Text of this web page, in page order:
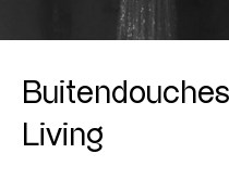
Living